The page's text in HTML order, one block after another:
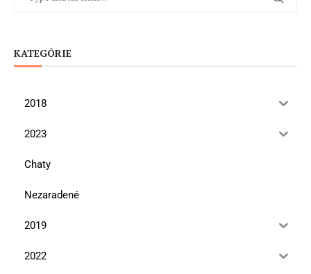
KATEGÓRIE
2018
2023
Chaty
Nezaradené
2019
2022